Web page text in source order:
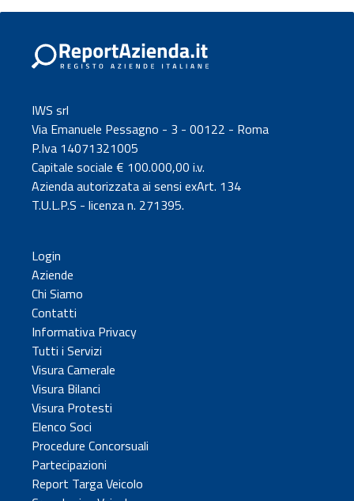
IWS srl
Via Emanuele Pessagno - 3 - 00122 - Roma
P.Iva 14071321005
Capitale sociale € 100.000,00 i.v.
Azienda autorizzata ai sensi exArt. 134
T.U.L.P.S - licenza n. 271395.
Login
Aziende
Chi Siamo
Contatti
Informativa Privacy
Tutti i Servizi
Visura Camerale
Visura Bilanci
Visura Protesti
Elenco Soci
Procedure Concorsuali
Partecipazioni
Report Targa Veicolo